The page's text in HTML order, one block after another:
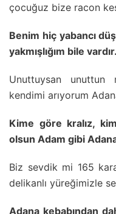
çocuğuz bize racon
Benim hiç yabancı
yakmışlığım bile vardır.
Unuttuysan unuttun
kendimi arıyorum
Kime göre kralız,
olsun Adam gibi
Biz sevdik mi 165
delikanlı yüreğimizle
Adana kebabından